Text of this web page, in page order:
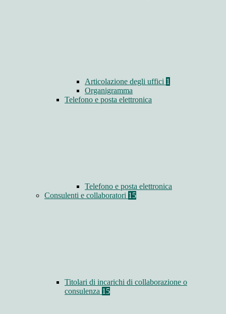
Articolazione degli uffici 1
Organigramma
Telefono e posta elettronica
Telefono e posta elettronica
Consulenti e collaboratori 15
Titolari di incarichi di collaborazione o
consulenza 15